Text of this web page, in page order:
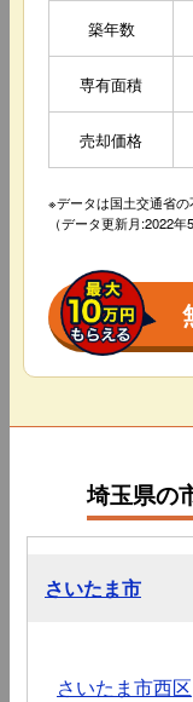
築年数
専有面積
売却価格
※データは国土交通省の
（データ更新月:2022年5
埼玉県の
さいたま市
さいたま市西区